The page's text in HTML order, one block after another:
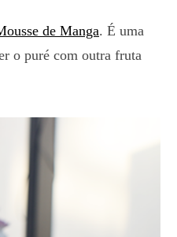
de Manga. É uma
o puré com outra fruta